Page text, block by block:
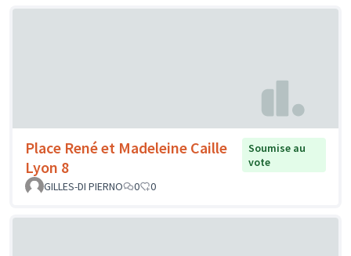
Place René et Madeleine Caille
Lyon 8
Soumise au
vote
GILLES-DI PIERNO
0 0